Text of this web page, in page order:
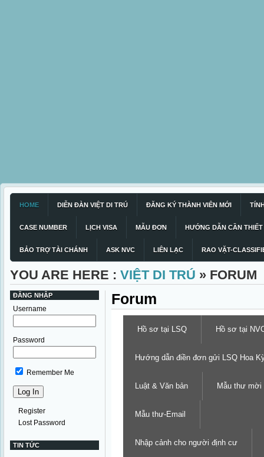
HOME DIỄN ĐÀN VIỆT DI TRÚ ĐĂNG KÝ THÀNH VIÊN MỚI
CASE NUMBER LỊCH VISA MẪU ĐƠN HƯỚNG DẪN CẦN THIẾT
BẢO TRỢ TÀI CHÁNH ASK NVC LIÊN LẠC RAO VẶT-
YOU ARE HERE : VIỆT DI TRÚ » FORUM
ĐĂNG NHẬP
Username
Password
Remember Me
Register
Lost Password
TIN TỨC
Forum
Hồ sơ tại LSQ Hồ sơ tại
Hướng dẫn điền đơn gửi LSQ Hoa
Luật & Văn bản Mẫu thư mời
Mẫu thư-Email
Nhập cảnh cho người định cư